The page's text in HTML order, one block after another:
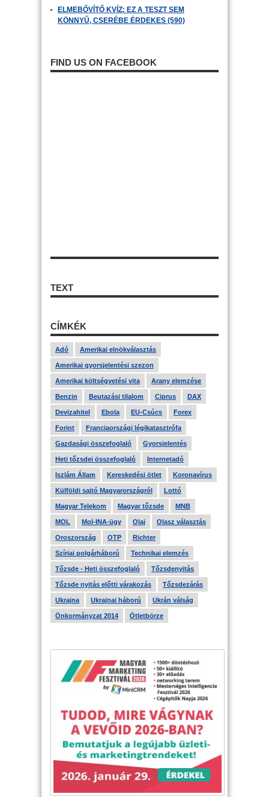
ELMEBŐVÍTŐ KVÍZ: EZ A TESZT SEM
KÖNNYŰ, CSERÉBE ÉRDEKES (590)
FIND US ON FACEBOOK
TEXT
CÍMKÉK
Adó Amerikai elnökválasztás
Amerikai gyorsjelentési szezon
Amerikai költségvetési vita Arany elemzése
Benzin Beutazási tilalom Ciprus DAX
Devizahitel Ebola EU-Csúcs Forex
Forint Franciaországi légikatasztrófa
Gazdasági összefoglaló Gyorsjelentés
Heti tőzsdei összefoglaló Internetadó
Iszlám Állam Kereskedési ötlet Koronavírus
Külföldi sajtó Magyarországról Lottó
Magyar Telekom Magyar tőzsde MNB
MOL Mol-INA-ügy Olaj Olasz választás
Oroszország OTP Richter
Szíriai polgárháború Technikai elemzés
Tőzsde - Heti összefoglaló Tőzsdenyitás
Tőzsde nyitás előtti várakozás Tőzsdezárás
Ukrajna Ukrajnai háború Ukrán válság
Önkormányzat 2014 Ötletbörze